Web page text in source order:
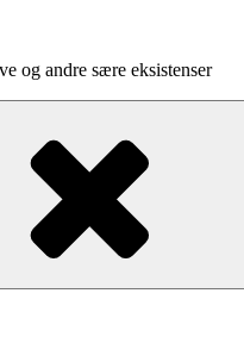
og andre sære eksistenser